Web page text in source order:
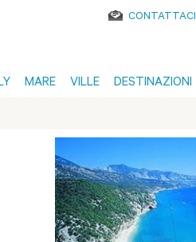
CONTATTACI
MARE VILLE DESTINAZIONI